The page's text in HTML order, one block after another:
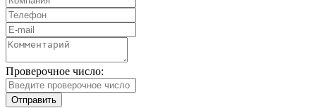
Проверочное число: